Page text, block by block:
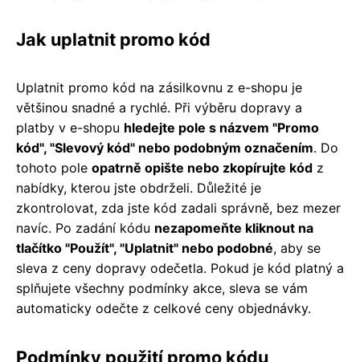
Jak uplatnit promo kód
Uplatnit promo kód na zásilkovnu z e-shopu je
většinou snadné a rychlé. Při výběru dopravy a
platby v e-shopu hledejte pole s názvem "Promo
kód", "Slevový kód" nebo podobným označením. Do
tohoto pole opatrně opište nebo zkopírujte kód z
nabídky, kterou jste obdrželi. Důležité je
zkontrolovat, zda jste kód zadali správně, bez mezer
navíc. Po zadání kódu nezapomeňte kliknout na
tlačítko "Použít", "Uplatnit" nebo podobné, aby se
sleva z ceny dopravy odečetla. Pokud je kód platný a
splňujete všechny podmínky akce, sleva se vám
automaticky odečte z celkové ceny objednávky.
Podmínky použití promo kódu